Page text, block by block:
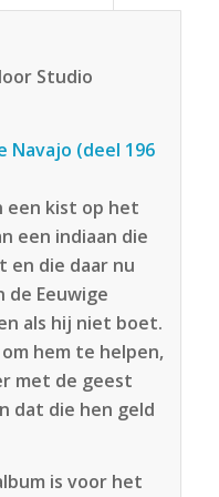
Studio
Navajo (deel 196
een kist op het
een indiaan die
die daar nu
Eeuwige
als hij niet boet.
hem te helpen,
met de geest
dat die hen geld
is voor het